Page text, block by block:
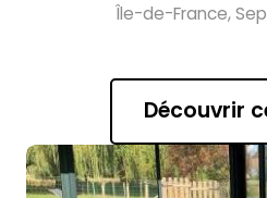
Île-de-France,
Découvrir